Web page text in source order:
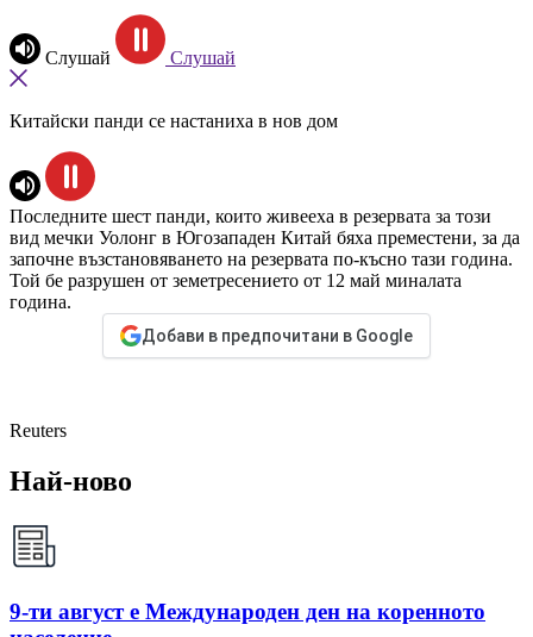
Слушай Слушай
Китайски панди се настаниха в нов дом
Последните шест панди, които живееха в резервата за този
вид мечки Уолонг в Югозападен Китай бяха преместени, за да
започне възстановяването на резервата по-късно тази година.
Той бе разрушен от земетресението от 12 май миналата
година.
Добави в предпочитани в Google
Reuters
Най-ново
9-ти август е Международен ден на коренното